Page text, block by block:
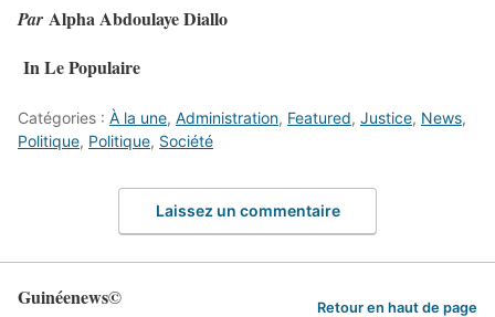
Par Alpha Abdoulaye Diallo
In Le Populaire
Catégories : À la une, Administration, Featured, Justice, News,
Politique, Politique, Société
Laissez un commentaire
Guinéenews© Retour en haut de page